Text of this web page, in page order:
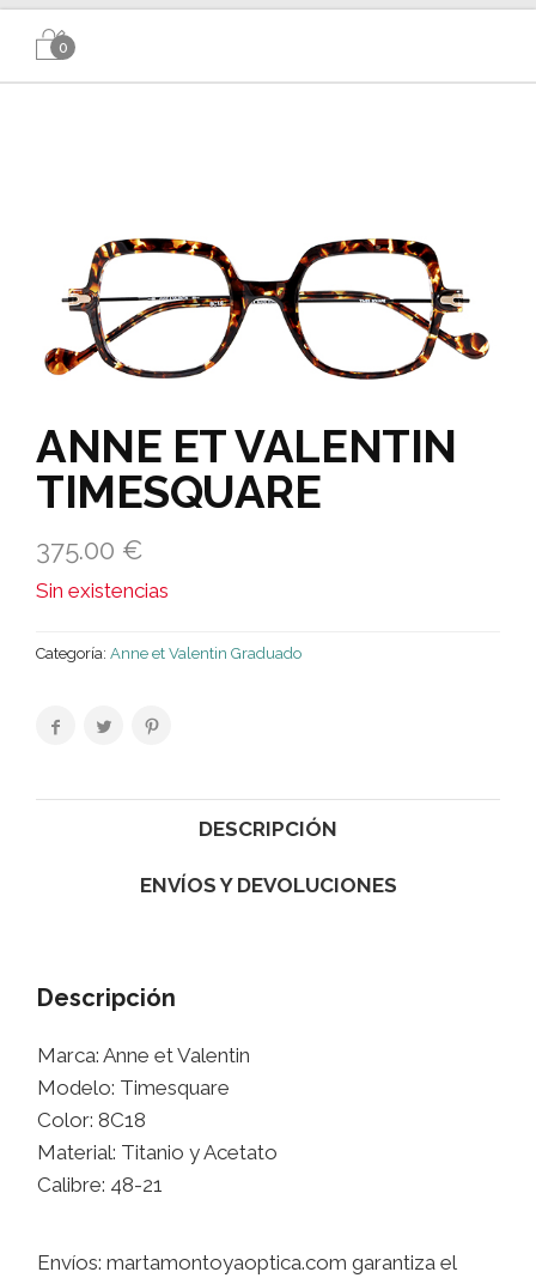
0
ANNE ET VALENTIN
TIMESQUARE
375.00 €
Sin existencias
Categoría: Anne et Valentin Graduado
DESCRIPCIÓN
ENVÍOS Y DEVOLUCIONES
Descripción
Marca: Anne et Valentin
Modelo: Timesquare
Color: 8C18
Material: Titanio y Acetato
Calibre: 48-21
Envíos: martamontoyaoptica.com garantiza el